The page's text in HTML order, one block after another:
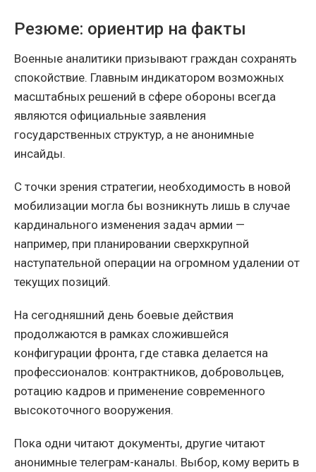
Резюме: ориентир на факты
Военные аналитики призывают граждан сохранять
спокойствие. Главным индикатором возможных
масштабных решений в сфере обороны всегда
являются официальные заявления
государственных структур, а не анонимные
инсайды.
С точки зрения стратегии, необходимость в новой
мобилизации могла бы возникнуть лишь в случае
кардинального изменения задач армии —
например, при планировании сверхкрупной
наступательной операции на огромном удалении от
текущих позиций.
На сегодняшний день боевые действия
продолжаются в рамках сложившейся
конфигурации фронта, где ставка делается на
профессионалов: контрактников, добровольцев,
ротацию кадров и применение современного
высокоточного вооружения.
Пока одни читают документы, другие читают
анонимные телеграм-каналы. Выбор, кому верить в